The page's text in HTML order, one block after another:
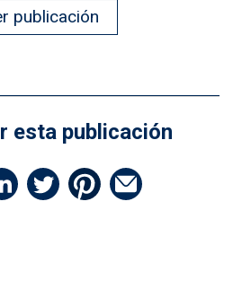
publicación
esta publicación